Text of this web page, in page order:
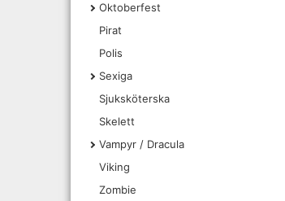
Oktoberfest
Pirat
Polis
Sexiga
Sjuksköterska
Skelett
Vampyr / Dracula
Viking
Zombie